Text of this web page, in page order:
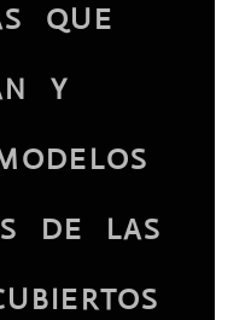
QUE
Y
DE LAS